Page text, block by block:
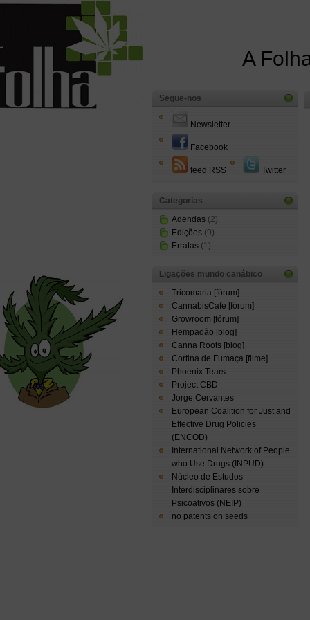
A
Segue-nos
Newsletter
Facebook
feed RSS Twitter
Categorias
Adendas (2)
Edições (9)
Erratas (1)
Ligações mundo canábico
Tricomaria [fórum]
CannabisCafe [fórum]
Growroom [fórum]
Hempadão [blog]
Canna Roots [blog]
Cortina de Fumaça [filme]
Phoenix Tears
Project CBD
Jorge Cervantes
European Coalition for Just and
Effective Drug Policies
(ENCOD)
International Network of People
who Use Drugs (INPUD)
Núcleo de Estudos
Interdisciplinares sobre
Psicoativos (NEIP)
no patents on seeds